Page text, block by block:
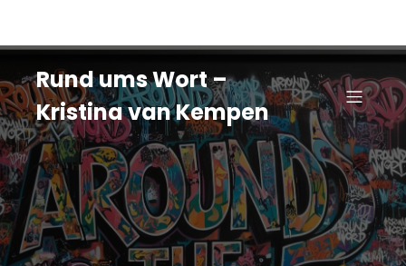
Rund ums Wort –
Kristina van Kempen